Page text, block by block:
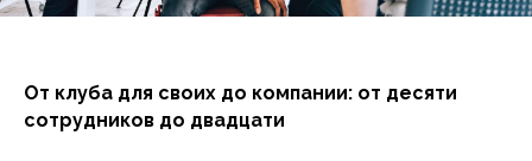
От клуба для своих до компании: от десяти
сотрудников до двадцати